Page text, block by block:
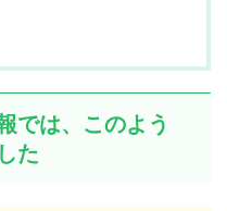
では、このよう
た